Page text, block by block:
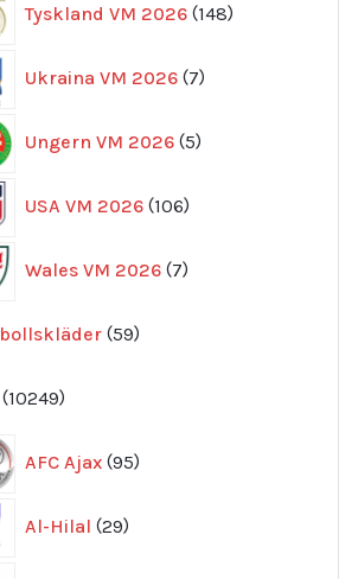
Tyskland VM 2026 148
produkter
Ukraina VM 2026 7
produkter
Ungern VM 2026 5
produkter
USA VM 2026 106
produkter
Wales VM 2026 7
produkter
59
produkter
10249
produkter
AFC Ajax 95
produkter
Al-Hilal 29
produkter